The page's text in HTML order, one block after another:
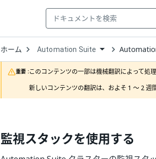
ホーム Open
Dropdown
to
choose
product
Automation Suite
重要 :このコンテンツの一部は機械翻訳によって処
新しいコンテンツの翻訳は、およそ 1 ～ 2 週
監視スタックを使用する